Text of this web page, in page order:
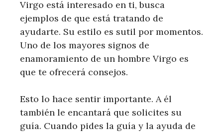
Virgo está interesado en ti, busca
ejemplos de que está tratando de
ayudarte. Su estilo es sutil por momentos.
Uno de los mayores signos de
enamoramiento de un hombre Virgo es
que te ofrecerá consejos.
Esto lo hace sentir importante. A él
también le encantará que solicites su
guía. Cuando pides la guía y la ayuda de